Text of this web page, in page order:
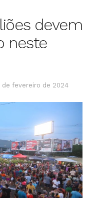
devem
neste
de fevereiro de 2024